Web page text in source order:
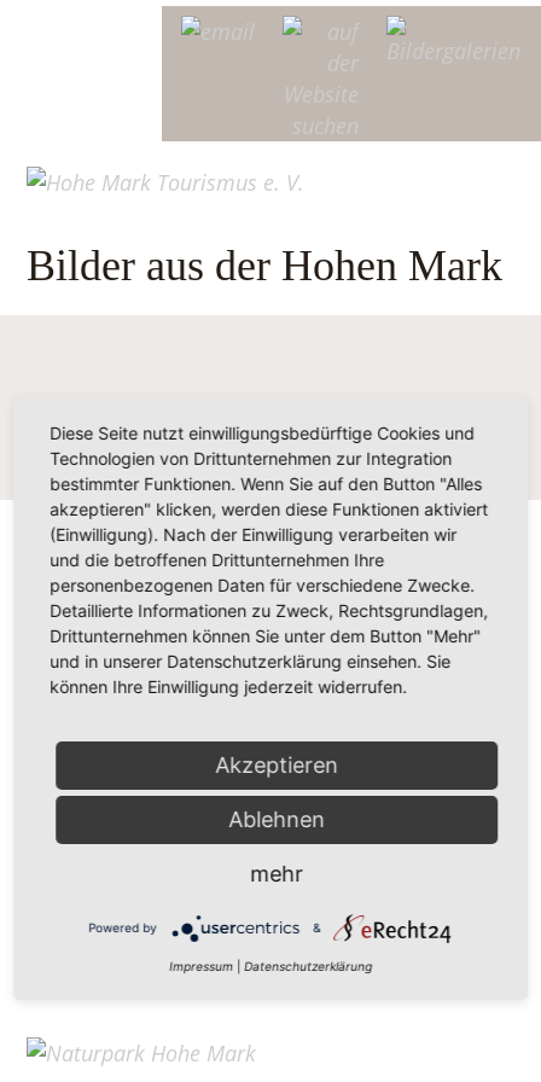
Bilder aus der Hohen Mark
Hohe Mark Tourismus e. V.
Redderstraße 421,45711 Datteln
Fon: +49 (0)2363 377 0
info@hohe-mark-tourismus.de
Datenschutz
Home
Diese Seite nutzt einwilligungsbedürftige Cookies und
Technologien von Drittunternehmen zur Integration
bestimmter Funktionen. Wenn Sie auf den Button "Alles
akzeptieren" klicken, werden diese Funktionen aktiviert
(Einwilligung). Nach der Einwilligung verarbeiten wir
und die betroffenen Drittunternehmen Ihre
personenbezogenen Daten für verschiedene Zwecke.
Detaillierte Informationen zu Zweck, Rechtsgrundlagen,
Drittunternehmen können Sie unter dem Button "Mehr"
und in unserer Datenschutzerklärung einsehen. Sie
können Ihre Einwilligung jederzeit widerrufen.
Akzeptieren
Ablehnen
mehr
Powered by &
Impressum Datenschutzerklärung